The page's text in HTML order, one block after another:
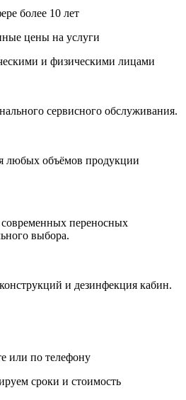
более 10 лет
цены на услуги
и физическими лицами
сервисного обслуживания.
любых объёмов продукции
переносных
выбора.
и дезинфекция кабин.
или по телефону
сроки и стоимость